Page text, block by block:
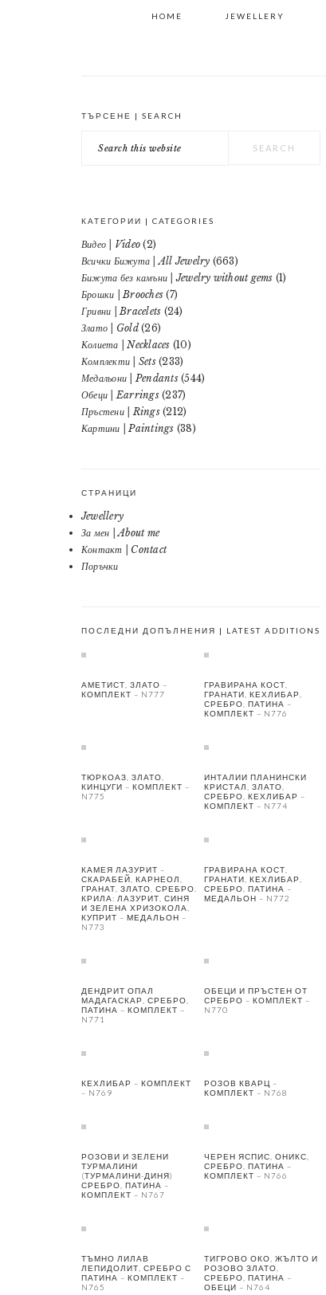
HOME JEWELLERY
PRIMARY
SIDEBAR
ТЪРСЕНЕ | SEARCH
this
КАТЕГОРИИ | CATEGORIES
Видео | Video (2)
Всички Бижута | All Jewelry (663)
Бижута без камъни | Jewelry without gems (1)
Брошки | Brooches (7)
Гривни | Bracelets (24)
Злато | Gold(26)
Колиета | Necklaces (10)
Комплекти | Sets(233)
Медальони | Pendants(544)
Обеци | Earrings(237)
Пръстени | Rings(212)
Картини | Paintings (38)
СТРАНИЦИ
Jewellery
За мен | About me
Контакт | Contact
Поръчки
ПОСЛЕДНИ ДОПЪЛНЕНИЯ | LATEST ADDITIONS
АМЕТИСТ, ЗЛАТО –
КОМПЛЕКТ – N777
ГРАВИРАНА КОСТ,
ГРАНАТИ, КЕХЛИБАР,
СРЕБРО, ПАТИНА –
КОМПЛЕКТ – N776
ТЮРКОАЗ, ЗЛАТО,
КИНЦУГИ – КОМПЛЕКТ –
N775
ИНТАЛИИ ПЛАНИНСКИ
КРИСТАЛ, ЗЛАТО,
СРЕБРО, КЕХЛИБАР –
КОМПЛЕКТ – N774
КАМЕЯ ЛАЗУРИТ –
СКАРАБЕЙ, КАРНЕОЛ,
ГРАНАТ, ЗЛАТО, СРЕБРО.
КРИЛА: ЛАЗУРИТ, СИНЯ
И ЗЕЛЕНА ХРИЗОКОЛА,
КУПРИТ – МЕДАЛЬОН –
N773
ГРАВИРАНА КОСТ,
ГРАНАТИ, КЕХЛИБАР,
СРЕБРО, ПАТИНА –
МЕДАЛЬОН – N772
ДЕНДРИТ ОПАЛ
МАДАГАСКАР, СРЕБРО,
ПАТИНА – КОМПЛЕКТ –
N771
ОБЕЦИ И ПРЪСТЕН ОТ
СРЕБРО – КОМПЛЕКТ –
N770
КЕХЛИБАР – КОМПЛЕКТ
– N769
РОЗОВ КВАРЦ –
КОМПЛЕКТ – N768
РОЗОВИ И ЗЕЛЕНИ
ТУРМАЛИНИ
(ТУРМАЛИНИ-ДИНЯ)
СРЕБРО, ПАТИНА –
КОМПЛЕКТ – N767
ЧЕРЕН ЯСПИС, ОНИКС,
СРЕБРО, ПАТИНА –
КОМПЛЕКТ – N766
ТЪМНО ЛИЛАВ
ЛЕПИДОЛИТ, СРЕБРО С
ПАТИНА – КОМПЛЕКТ –
N765
ТИГРОВО ОКО, ЖЪЛТО И
РОЗОВО ЗЛАТО,
СРЕБРО, ПАТИНА –
ОБЕЦИ – N764